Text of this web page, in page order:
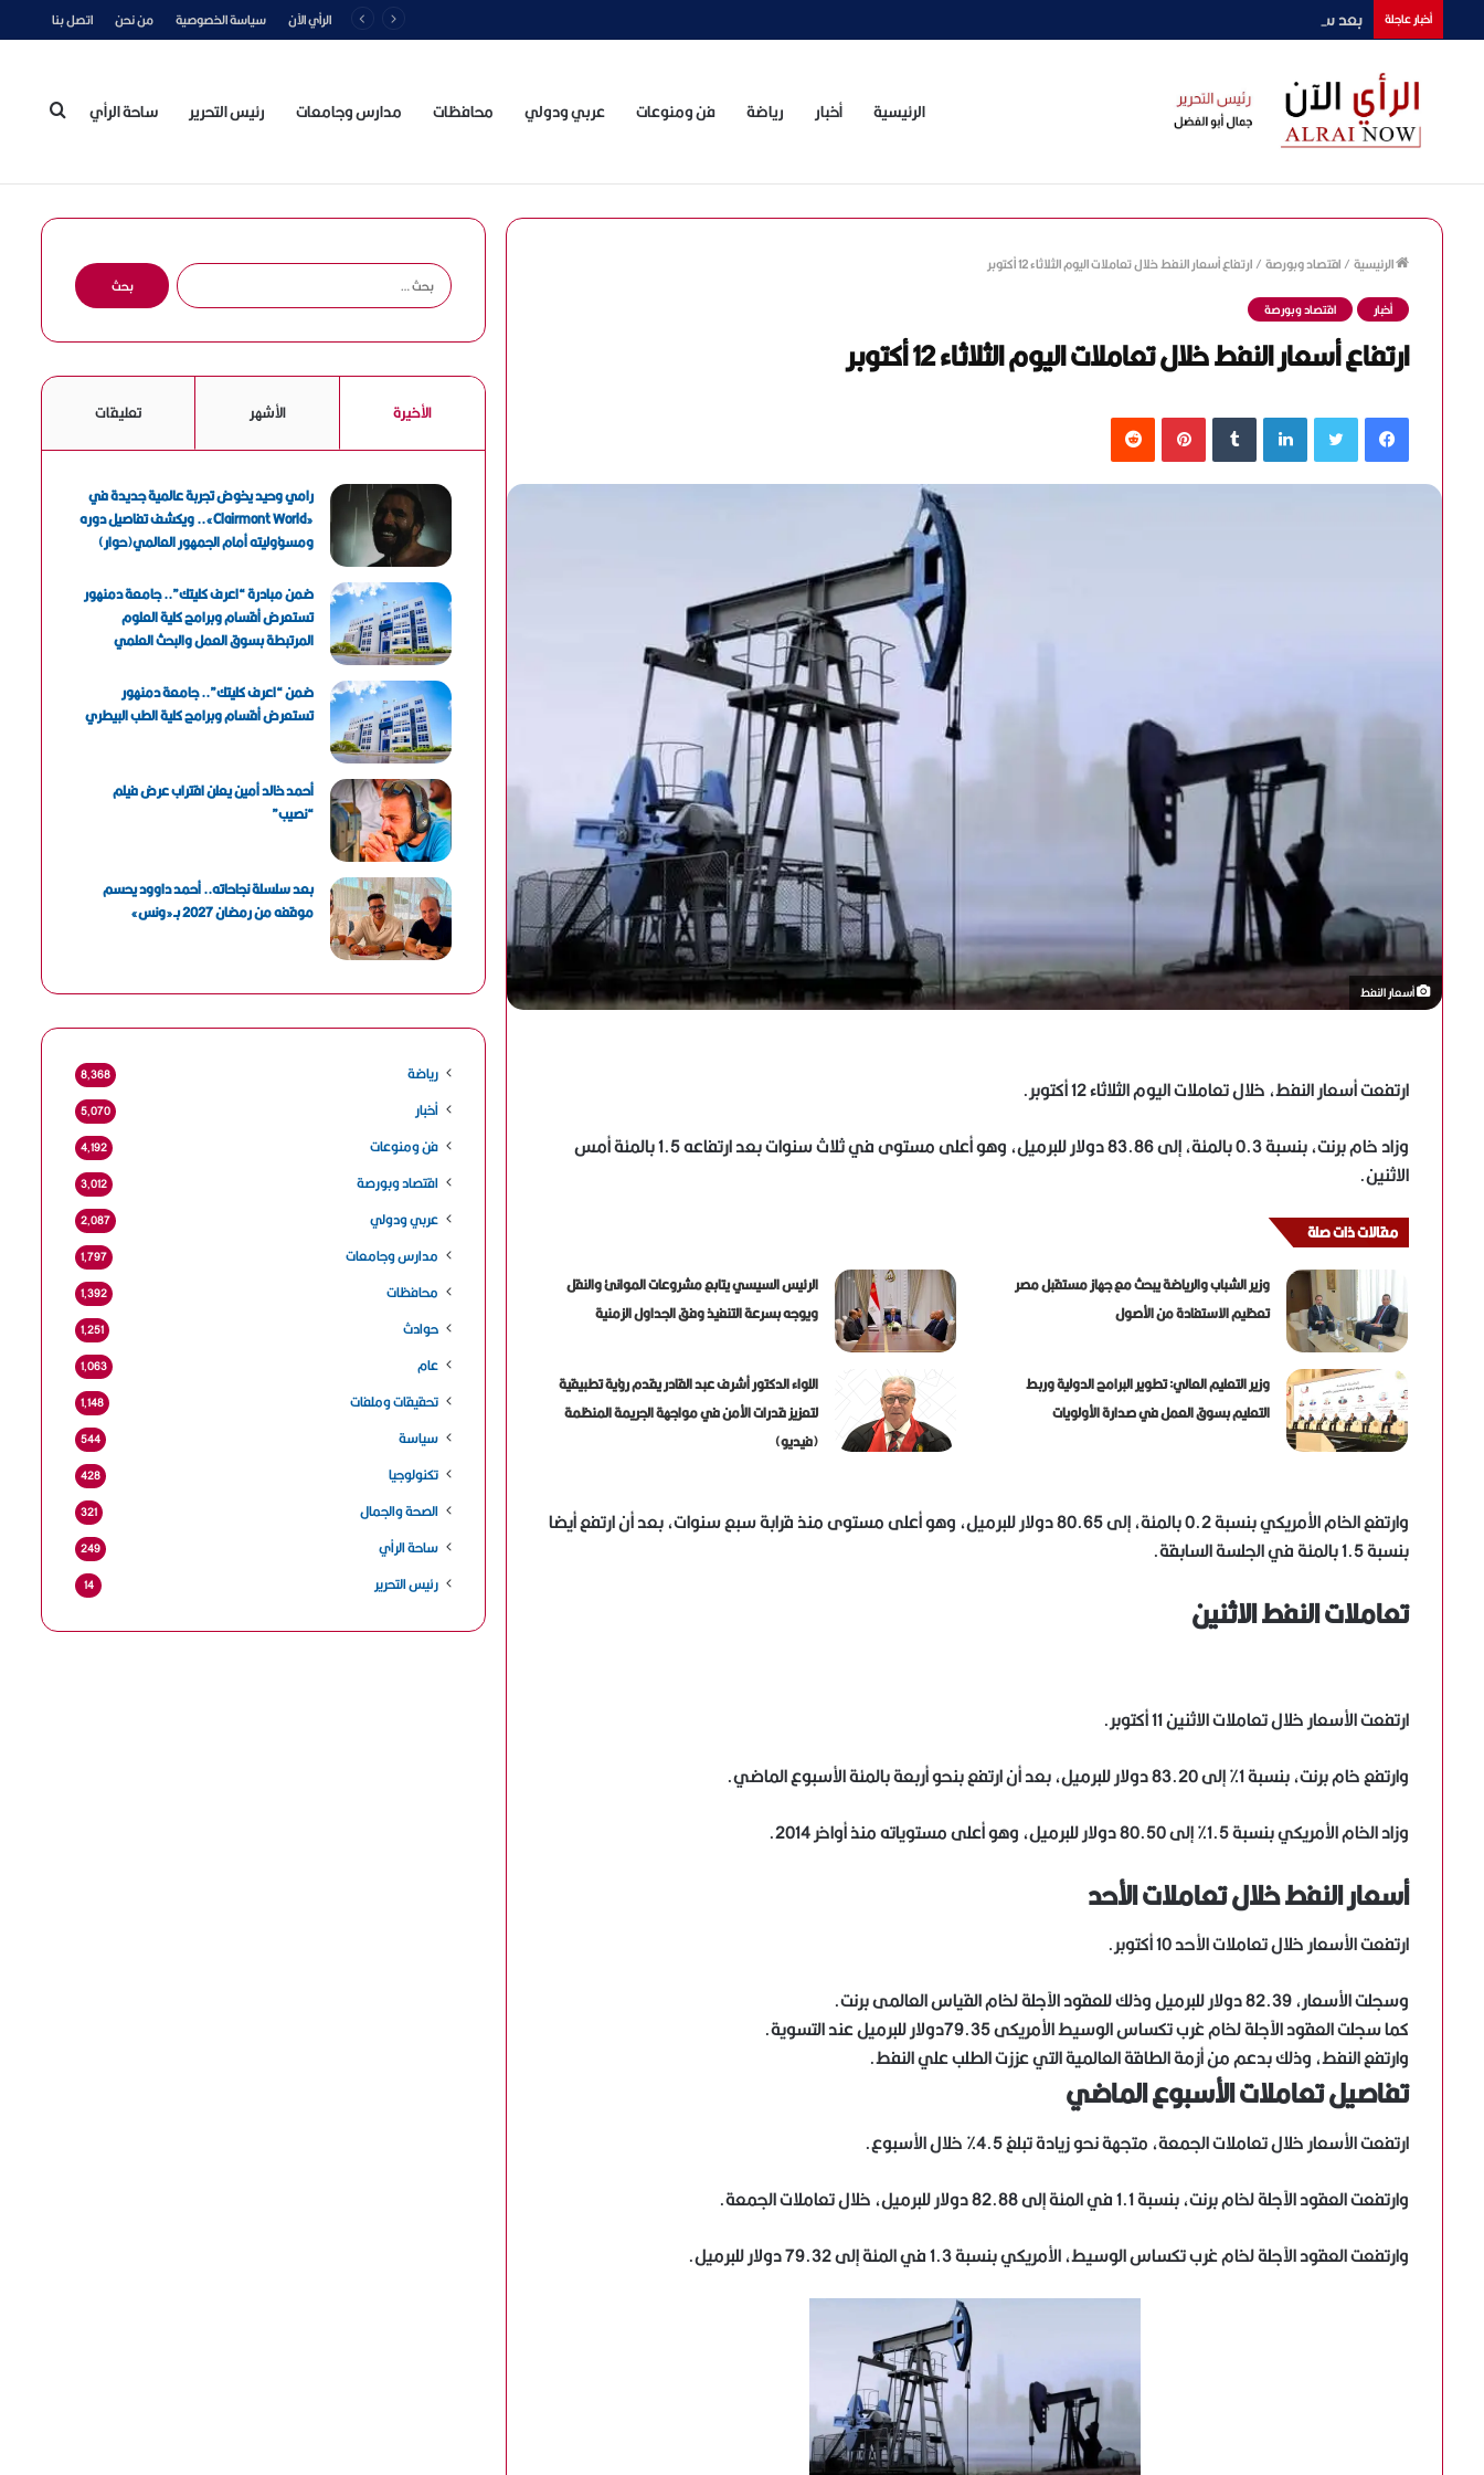
أخبار عاجلة بعد سلسلة نجاحاته.. أحمد داوود يحسم موقفه من رمضان 2027 بـ«ونس» الرأي الآن سياسة الخصوصية من نحن اتصل بنا
الرئيسية أخبار رياضة فن ومنوعات عربي ودولي محافظات مدارس وجامعات رئيس التحرير ساحة الرأي
الرئيسية/اقتصاد وبورصة/ارتفاع أسعار النفط خلال تعاملات اليوم الثلاثاء 12 أكتوبر
أخبار اقتصاد وبورصة
ارتفاع أسعار النفط خلال تعاملات اليوم الثلاثاء 12 أكتوبر
فيسبوك لينكدإن بينتيريست
أسعار النفط
ارتفعت أسعار النفط، خلال تعاملات اليوم الثلاثاء 12 أكتوبر.
وزاد خام برنت، بنسبة 0.3 بالمئة، إلى 83.86 دولار للبرميل، وهو أعلى مستوى في ثلاث سنوات بعد ارتفاعه 1.5 بالمئة أمس
الاثنين.
مقالات ذات صلة
وزير الشباب والرياضة يبحث مع جهاز مستقبل مصر
تعظيم الاستفادة من الأصول
الرئيس السيسي يتابع مشروعات الموانئ والنقل
ويوجه بسرعة التنفيذ وفق الجداول الزمنية
وزير التعليم العالي: تطوير البرامج الدولية وربط
التعليم بسوق العمل في صدارة الأولويات
اللواء الدكتور أشرف عبد القادر يقدم رؤية تطبيقية
لتعزيز قدرات الأمن في مواجهة الجريمة المنظمة
(فيديو)
وارتفع الخام الأمريكي بنسبة 0.2 بالمئة، إلى 80.65 دولار للبرميل، وهو أعلى مستوى منذ قرابة سبع سنوات، بعد أن ارتفع أيضا
بنسبة 1.5 بالمئة في الجلسة السابقة.
تعاملات النفط الاثنين
ارتفعت الأسعار خلال تعاملات الاثنين 11 أكتوبر.
وارتفع خام برنت، بنسبة 1% إلى 83.20 دولار للبرميل، بعد أن ارتفع بنحو أربعة بالمئة الأسبوع الماضي.
وزاد الخام الأمريكي بنسبة 1.5% إلى 80.50 دولار للبرميل، وهو أعلى مستوياته منذ أواخر 2014.
أسعار النفط خلال تعاملات الأحد
ارتفعت الأسعار خلال تعاملات الأحد 10 أكتوبر.
وسجلت الأسعار، 82.39 دولار للبرميل وذلك للعقود الآجلة لخام القياس العالمى برنت.
كما سجلت العقود الآجلة لخام غرب تكساس الوسيط الأمريكى 79.35دولار للبرميل عند التسوية.
وارتفع النفط، وذلك بدعم من أزمة الطاقة العالمية التي عززت الطلب علي النفط.
تفاصيل تعاملات الأسبوع الماضي
ارتفعت الأسعار خلال تعاملات الجمعة، متجهة نحو زيادة تبلغ 4.5% خلال الأسبوع.
وارتفعت العقود الآجلة لخام برنت، بنسبة 1.1 في المئة إلى 82.88 دولار للبرميل، خلال تعاملات الجمعة.
وارتفعت العقود الآجلة لخام غرب تكساس الوسيط، الأمريكي بنسبة 1.3 في المئة إلى 79.32 دولار للبرميل.
ا
ل
ح
الأخيرة الأشهر تعليقات
رامي وحيد يخوض تجربة عالمية جديدة في
«Clairmont World».. ويكشف تفاصيل دوره
ومسؤوليته أمام الجمهور العالمي(حوار)
ضمن مبادرة “اعرف كليتك”.. جامعة دمنهور
تستعرض أقسام وبرامج كلية العلوم
المرتبطة بسوق العمل والبحث العلمي
ضمن “اعرف كليتك”.. جامعة دمنهور
تستعرض أقسام وبرامج كلية الطب البيطري
أحمد خالد أمين يعلن اقتراب عرض فيلم
“نصيب”
بعد سلسلة نجاحاته.. أحمد داوود يحسم
موقفه من رمضان 2027 بـ«ونس»
رياضة 8٬368
أخبار 5٬070
فن ومنوعات 4٬192
اقتصاد وبورصة 3٬012
عربي ودولي 2٬087
مدارس وجامعات 1٬797
محافظات 1٬392
حوادث 1٬251
عام 1٬063
تحقيقات وملفات 1٬148
سياسة 544
تكنولوجيا 428
الصحة والجمال 321
ساحة الرأي 249
رئيس التحرير 14